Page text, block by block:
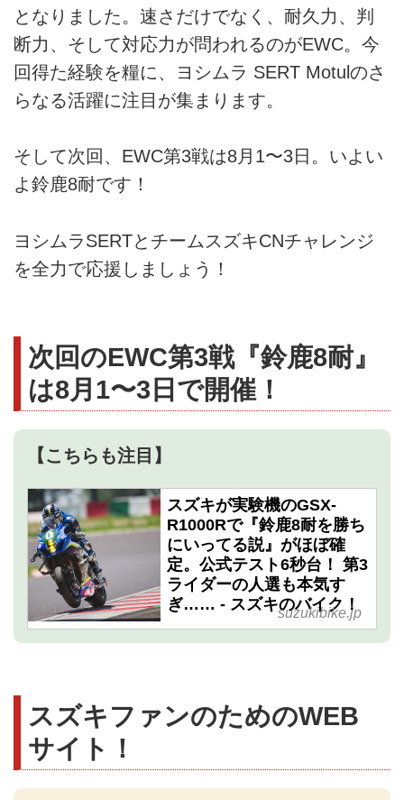
となりました。速さだけでなく、耐久力、判
断力、そして対応力が問われるのがEWC。今
回得た経験を糧に、ヨシムラ SERT Motulのさ
らなる活躍に注目が集まります。
そして次回、EWC第3戦は8月1〜3日。いよい
よ鈴鹿8耐です！
ヨシムラSERTとチームスズキCNチャレンジ
を全力で応援しましょう！
次回のEWC第3戦『鈴鹿8耐』
は8月1〜3日で開催！
【こちらも注目】
スズキが実験機のGSX-
R1000Rで『鈴鹿8耐を勝ち
にいってる説』がほぼ確
定。公式テスト6秒台！ 第3
ライダーの人選も本気す
ぎ…… - スズキのバイク！
suzukibike.jp
スズキファンのためのWEB
サイト！